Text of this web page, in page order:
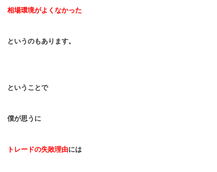
相場環境がよくなかった
というのもあります。
ということで
僕が思うに
トレードの失敗理由には